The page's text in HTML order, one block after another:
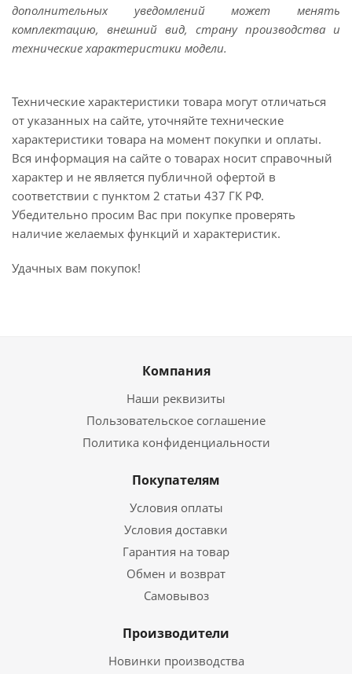
дополнительных уведомлений может менять
комплектацию, внешний вид, страну производства и
технические характеристики модели.
Технические характеристики товара могут отличаться
от указанных на сайте, уточняйте технические
характеристики товара на момент покупки и оплаты.
Вся информация на сайте о товарах носит справочный
характер и не является публичной офертой в
соответствии с пунктом 2 статьи 437 ГК РФ.
Убедительно просим Вас при покупке проверять
наличие желаемых функций и характеристик.
Удачных вам покупок!
Компания
Наши реквизиты
Пользовательское соглашение
Политика конфиденциальности
Покупателям
Условия оплаты
Условия доставки
Гарантия на товар
Обмен и возврат
Самовывоз
Производители
Новинки производства